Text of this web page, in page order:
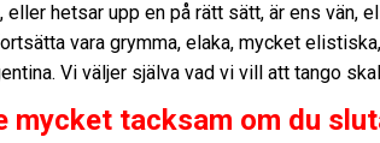
eller hetsar upp en på rätt sätt, är ens vän,
vara grymma, elaka, mycket
Vi väljer själva vad vi vill att tango
mycket tacksam om du